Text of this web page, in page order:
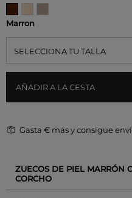
Marron
SELECCIONA TU TALLA
AÑADIR A LA CESTA
Gasta € más y consigue
ZUECOS DE PIEL MARRÓN
CORCHO